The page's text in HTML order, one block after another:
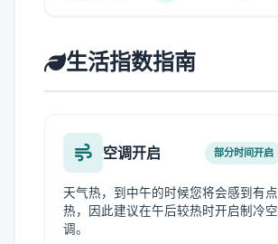
生活指数指南
空调开启 部分时间开启
天气热，到中午的时候您将会感到有点
热，因此建议在午后较热时开启制冷空
调。